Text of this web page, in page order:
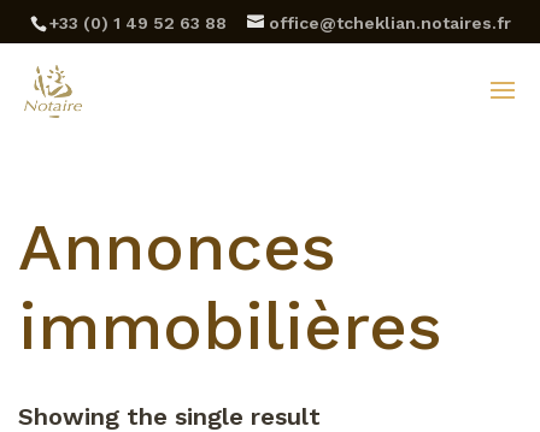
‪+33 (0) 1 49 52 63 88‬ office@tcheklian.notaires.fr
Annonces
immobilières
Showing the single result